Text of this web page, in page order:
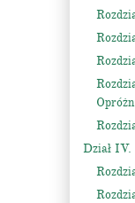
Dział IV.